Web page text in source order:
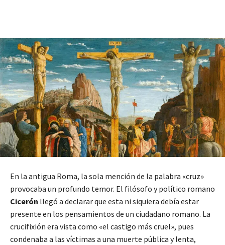
En la antigua Roma, la sola mención de la palabra «cruz»
provocaba un profundo temor. El filósofo y político romano
Cicerón llegó a declarar que esta ni siquiera debía estar
presente en los pensamientos de un ciudadano romano. La
crucifixión era vista como «el castigo más cruel», pues
condenaba a las víctimas a una muerte pública y lenta,